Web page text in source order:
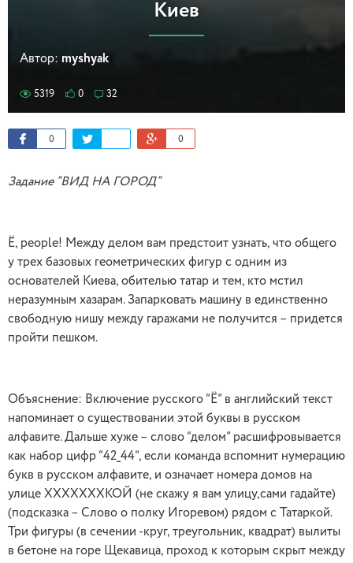
Киев
Автор: myshyak
5319 0 32
0 0
Задание “ВИД НА ГОРОД”
Ё, people! Между делом вам предстоит узнать, что общего
у трех базовых геометрических фигур с одним из
основателей Киева, обителью татар и тем, кто мстил
неразумным хазарам. Запарковать машину в единственно
свободную нишу между гаражами не получится – придется
пройти пешком.
Объяснение: Включение русского “Ё” в английский текст
напоминает о существовании этой буквы в русском
алфавите. Дальше хуже – слово “делом” расшифровывается
как набор цифр “42_44”, если команда вспомнит нумерацию
букв в русском алфавите, и означает номера домов на
улице ХХХХХХХКОЙ (не скажу я вам улицу,сами гадайте)
(подсказка – Слово о полку Игоревом) рядом с Татаркой.
Три фигуры (в сечении -круг, треугольник, квадрат) вылиты
в бетоне на горе Щекавица, проход к которым скрыт между